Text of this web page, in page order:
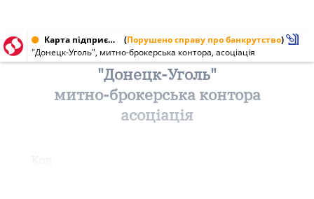
Карта підприємства від 07.04.1999 (Порушено справу про банкрутство)
"Донецк-Уголь", митно-брокерська контора, асоціація
"Донецк-Уголь"
митно-брокерська контора
асоціація